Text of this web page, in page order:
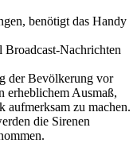
benötigt das Handy
Nachrichten
der Bevölkerung vor
erheblichem Ausmaß,
aufmerksam zu machen.
die Sirenen